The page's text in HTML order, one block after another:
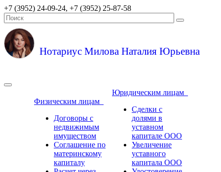
+7 (3952) 24-09-24, +7 (3952) 25-87-58
Нотариус Милова Наталия Юрьевна
Физическим лицам
Договоры с
недвижимым
имуществом
Соглашение по
материнскому
капиталу
Юридическим лицам
Сделки с
долями в
уставном
капитале ООО
Увеличение
уставного
капитала ООО